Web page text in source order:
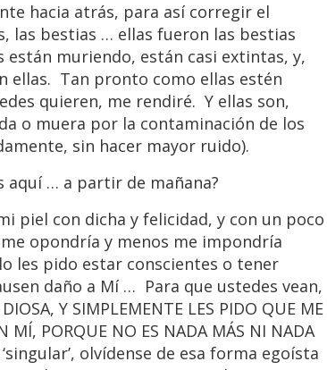
hacia atrás, para así corregir el
las bestias … ellas fueron las bestias
están muriendo, están casi extintas, y,
ellas. Tan pronto como ellas estén
quieren, me rendiré. Y ellas son,
o muera por la contaminación de los
sin hacer mayor ruido).
aquí … a partir de mañana?
piel con dicha y felicidad, y con un poco
opondría y menos me impondría
les pido estar conscientes o tener
daño a Mí … Para que ustedes vean,
Y SIMPLEMENTE LES PIDO QUE ME
MÍ, PORQUE NO ES NADA MÁS NI NADA
olvídense de esa forma egoísta